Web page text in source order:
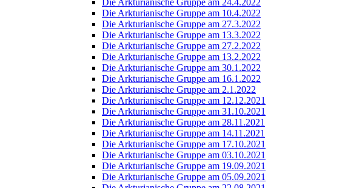
Die Arkturianische Gruppe am 10.4.2022
Die Arkturianische Gruppe am 27.3.2022
Die Arkturianische Gruppe am 13.3.2022
Die Arkturianische Gruppe am 27.2.2022
Die Arkturianische Gruppe am 13.2.2022
Die Arkturianische Gruppe am 30.1.2022
Die Arkturianische Gruppe am 16.1.2022
Die Arkturianische Gruppe am 2.1.2022
Die Arkturianische Gruppe am 12.12.2021
Die Arkturianische Gruppe am 31.10.2021
Die Arkturianische Gruppe am 28.11.2021
Die Arkturianische Gruppe am 14.11.2021
Die Arkturianische Gruppe am 17.10.2021
Die Arkturianische Gruppe am 03.10.2021
Die Arkturianische Gruppe am 19.09.2021
Die Arkturianische Gruppe am 05.09.2021